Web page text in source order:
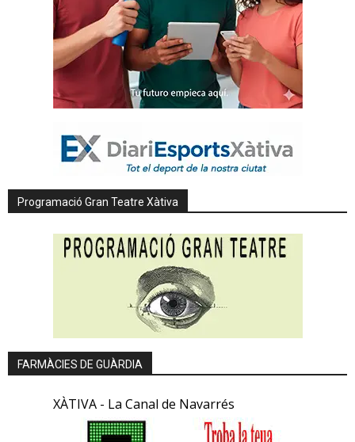
Programació Gran Teatre Xàtiva
FARMÀCIES DE GUÀRDIA
XÀTIVA - La Canal de Navarrés